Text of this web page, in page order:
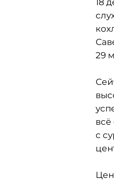
18
29
всё
с